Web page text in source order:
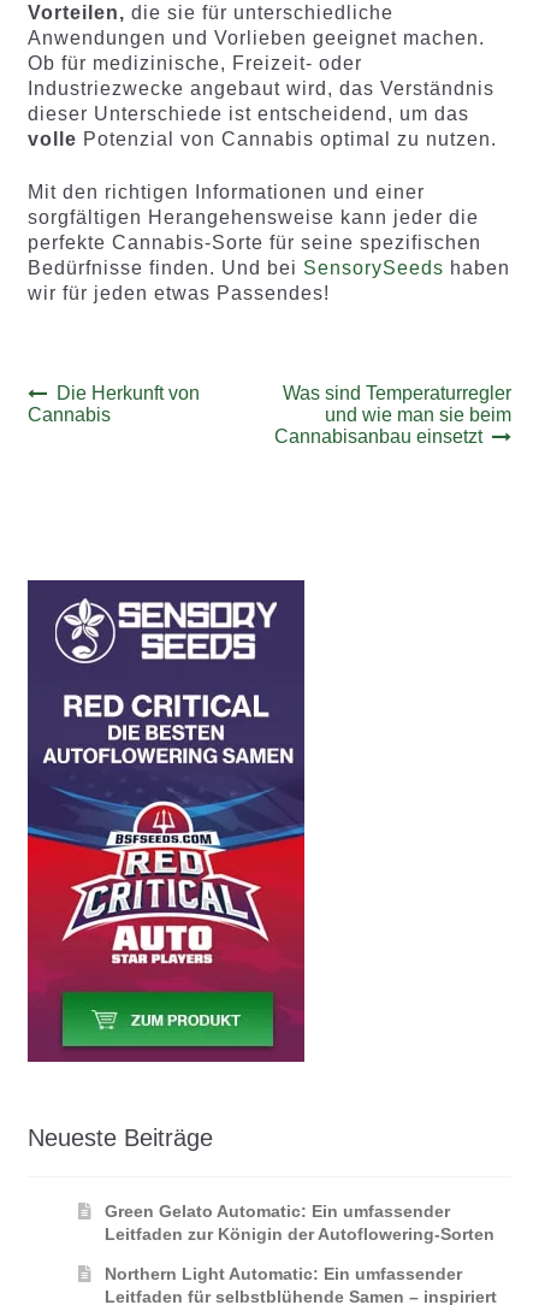
Vorteilen, die sie für unterschiedliche
Anwendungen und Vorlieben geeignet machen.
Ob für medizinische, Freizeit- oder
Industriezwecke angebaut wird, das Verständnis
dieser Unterschiede ist entscheidend, um das
volle Potenzial von Cannabis optimal zu nutzen.
Mit den richtigen Informationen und einer
sorgfältigen Herangehensweise kann jeder die
perfekte Cannabis-Sorte für seine spezifischen
Bedürfnisse finden. Und bei SensorySeeds haben
wir für jeden etwas Passendes!
Beitrags-
Navigation
Vorheriger
Beitrag:
Die Herkunft von
Cannabis
Nächster
Beitrag:
Was sind Temperaturregler
und wie man sie beim
Cannabisanbau einsetzt
Neueste Beiträge
Green Gelato Automatic: Ein umfassender
Leitfaden zur Königin der Autoflowering‑Sorten
Northern Light Automatic: Ein umfassender
Leitfaden für selbstblühende Samen – inspiriert